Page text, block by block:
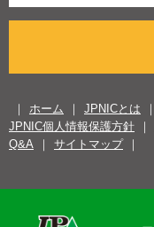
ホーム JPNICとは
JPNIC個人情報保護方針
Q&A
サイトマップ